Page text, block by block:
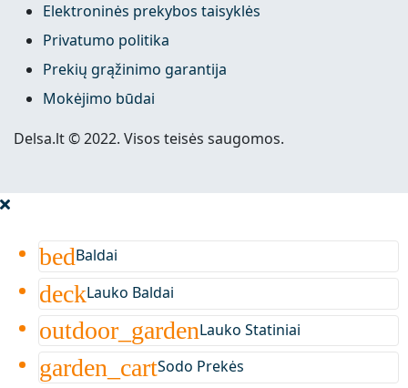
Elektroninės prekybos taisyklės
Privatumo politika
Prekių grąžinimo garantija
Mokėjimo būdai
Delsa.lt © 2022. Visos teisės saugomos.
bedBaldai
deckLauko Baldai
outdoor_gardenLauko Statiniai
garden_cartSodo Prekės